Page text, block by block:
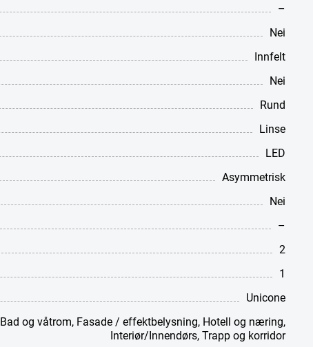
–
Nei
Innfelt
Nei
Rund
Linse
LED
Asymmetrisk
Nei
–
2
1
Unicone
Bad og våtrom, Fasade / effektbelysning, Hotell og næring,
Interiør/Innendørs,Trapp og korridor